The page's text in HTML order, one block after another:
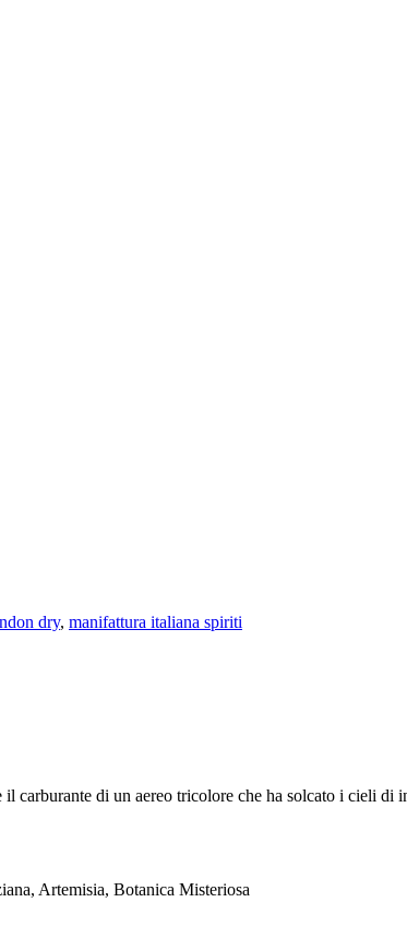
dry, manifattura italiana spiriti
carburante di un aereo tricolore che ha solcato i cieli
Artemisia, Botanica Misteriosa